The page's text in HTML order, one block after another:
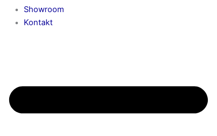
Showroom
Kontakt